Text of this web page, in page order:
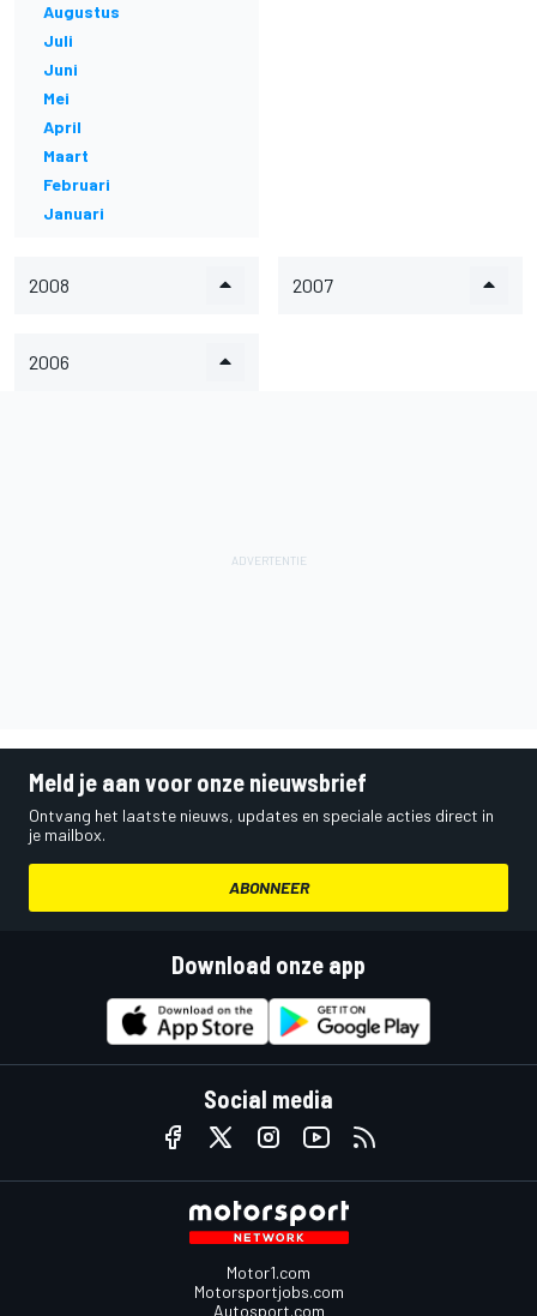
Augustus
Juli
Juni
Mei
April
Maart
Februari
Januari
2008 2007
2006
Meld je aan voor onze nieuwsbrief
Ontvang het laatste nieuws, updates en speciale acties direct in
je mailbox.
ABONNEER
Download onze app
Social media
Motor1.com
Motorsportjobs.com
Autosport.com